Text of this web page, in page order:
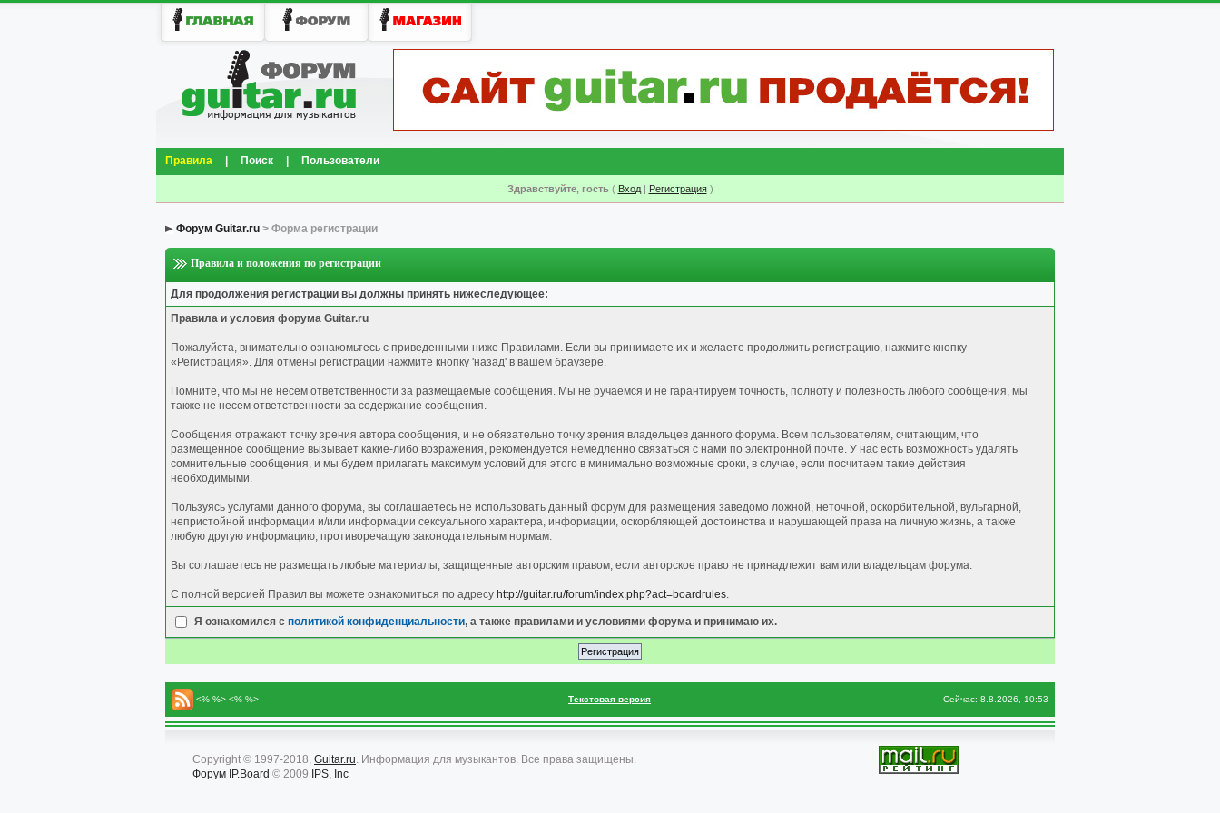
Правила Поиск Пользователи
Здравствуйте, гость( Вход| Регистрация)
Форум Guitar.ru > Форма регистрации
Правила и положения по регистрации
Для продолжения регистрации вы должны принять нижеследующее:
Правила и условия форума Guitar.ru
Пожалуйста, внимательно ознакомьтесь с приведенными ниже Правилами. Если вы принимаете их и желаете продолжить регистрацию, нажмите кнопку
«Регистрация». Для отмены регистрации нажмите кнопку 'назад' в вашем браузере.
Помните, что мы не несем ответственности за размещаемые сообщения. Мы не ручаемся и не гарантируем точность, полноту и полезность любого сообщения, мы
также не несем ответственности за содержание сообщения.
Сообщения отражают точку зрения автора сообщения, и не обязательно точку зрения владельцев данного форума. Всем пользователям, считающим, что
размещенное сообщение вызывает какие-либо возражения, рекомендуется немедленно связаться с нами по электронной почте. У нас есть возможность удалять
сомнительные сообщения, и мы будем прилагать максимум условий для этого в минимально возможные сроки, в случае, если посчитаем такие действия
необходимыми.
Пользуясь услугами данного форума, вы соглашаетесь не использовать данный форум для размещения заведомо ложной, неточной, оскорбительной, вульгарной,
непристойной информации и/или информации сексуального характера, информации, оскорбляющей достоинства и нарушающей права на личную жизнь, а также
любую другую информацию, противоречащую законодательным нормам.
Вы соглашаетесь не размещать любые материалы, защищенные авторским правом, если авторское право не принадлежит вам или владельцам форума.
С полной версией Правил вы можете ознакомиться по адресу http://guitar.ru/forum/index.php?act=boardrules.
Я ознакомился с политикой конфиденциальности, а также правилами и условиями форума и принимаю их.
<% %> <% %> Текстовая версия Сейчас: 8.8.2026, 10:53
Copyright © 1997-2018, Guitar.ru. Информация для музыкантов. Все права защищены.
Форум IP.Board © 2009 IPS, Inc